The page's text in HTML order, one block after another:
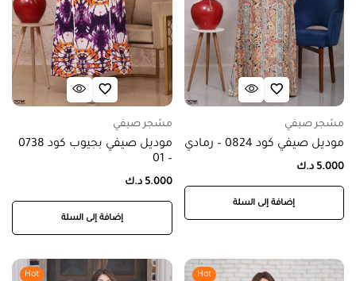
مشجر صيفي
موديل صيفي كود 0824 – رمادي
5.000 د.ك
إضافة إلى السلة
مشجر صيفي
موديل صيفي بجيوب كود 0738
– 01
5.000 د.ك
إضافة إلى السلة
Hot
Hot